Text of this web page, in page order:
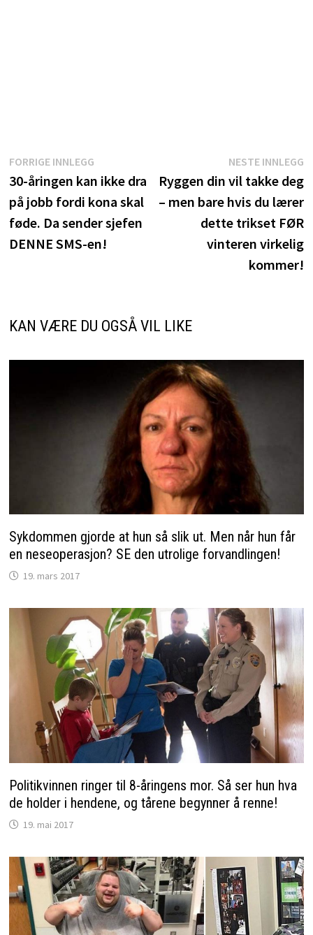
Innleggsnavigasjon
FORRIGE INNLEGGForrige
innlegg:
30-åringen kan ikke dra
på jobb fordi kona skal
føde. Da sender sjefen
DENNE SMS-en!
NESTE INNLEGG
Ryggen din vil takke deg
– men bare hvis du lærer
dette trikset FØR
vinteren virkelig
kommer!
KAN VÆRE DU OGSÅ VIL LIKE
Sykdommen gjorde at hun så slik ut. Men når hun får
en neseoperasjon? SE den utrolige forvandlingen!
19. mars 2017
Politikvinnen ringer til 8-åringens mor. Så ser hun hva
de holder i hendene, og tårene begynner å renne!
19. mai 2017